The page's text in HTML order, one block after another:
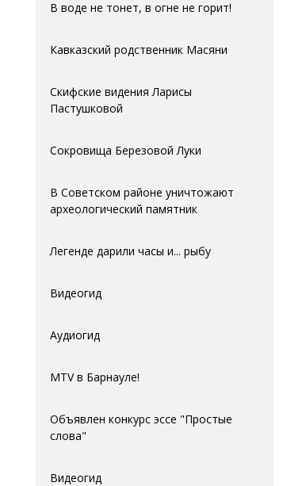
В воде не тонет, в огне не горит!
Кавказский родственник Масяни
Скифские видения Ларисы
Пастушковой
Сокровища Березовой Луки
В Советском районе уничтожают
археологический памятник
Легенде дарили часы и... рыбу
Видеогид
Аудиогид
MTV в Барнауле!
Объявлен конкурс эссе "Простые
слова"
Видеогид